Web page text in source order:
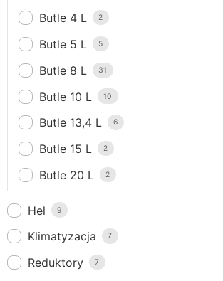
Butle 4 L 2
Butle 5 L 5
Butle 8 L 31
Butle 10 L 10
Butle 13,4 L 6
Butle 15 L 2
Butle 20 L 2
Hel 9
Klimatyzacja 7
Reduktory 7